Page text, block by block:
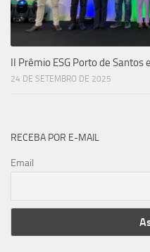
II Prêmio ESG Porto de
24 DE SETEMBRO DE 2025
RECEBA POR E-MAIL
Email